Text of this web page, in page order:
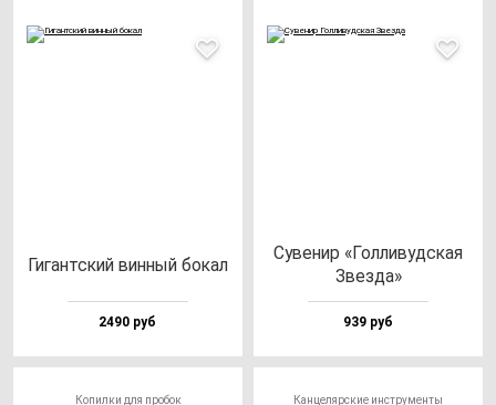
Гигант­ский вин­ный бо­кал
2490 руб
Суве­нир «Гол­ли­вуд­ская
Звез­да»
939 руб
Копилки для пробок Канцелярские инструменты